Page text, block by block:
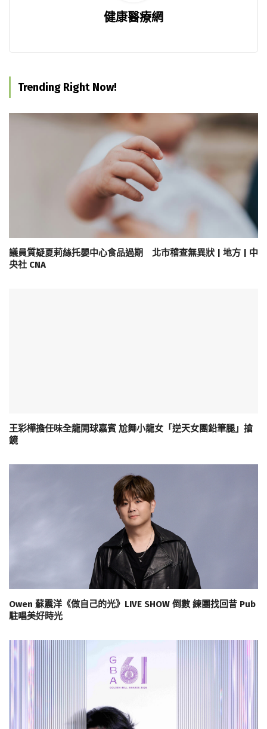
健康醫療網
Trending Right Now!
議員質疑夏莉絲托嬰中心食品過期 北市稽查無異狀 | 地方 | 中
央社 CNA
王彩樺擔任味全龍開球嘉賓 尬舞小龍女「逆天女團鉛筆腿」搶
鏡
Owen 蘇震洋《做自己的光》LIVE SHOW 倒數 練團找回昔 Pub
駐唱美好時光